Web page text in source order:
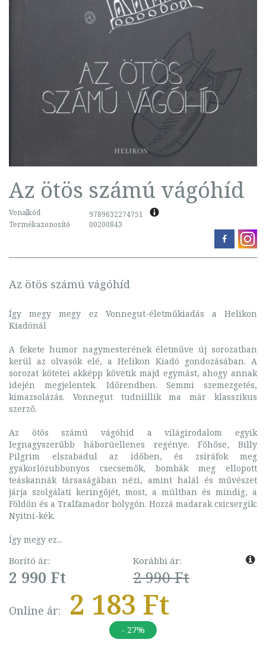
Az ötös számú vágóhíd
Vonalkód
9789632274751
Termékazonosító
00200843
Az ötös számú vágóhíd
Így megy megy ez Vonnegut-életműkiadás a Helikon
Kiadónál
A fekete humor nagymesterének életműve új sorozatban
kerül az olvasók elé, a Helikon Kiadó gondozásában. A
sorozat kötetei akképp követik majd egymást, ahogy annak
idején megjelentek. Időrendben. Semmi szemezgetés,
kimazsolázás. Vonnegut tudniillik ma már klasszikus
szerző.
Az ötös számú vágóhíd a világirodalom egyik
legnagyszerűbb háborúellenes regénye. Főhőse, Billy
Pilgrim elszabadul az időben, és zsiráfok meg
gyakorlózubbonyos csecsemők, bombák meg ellopott
teáskannák társaságában nézi, amint halál és művészet
járja szolgálati keringőjét, most, a múltban és mindig, a
Földön és a Tralfamador bolygón. Hozzá madarak csicsergik:
Nyitni-kék.
Így megy ez...
Borító ár:
2 990 Ft
Korábbi ár:
2 990 Ft
Online ár: 2 183 Ft
- 27%